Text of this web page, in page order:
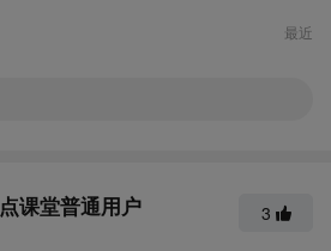
最近
3